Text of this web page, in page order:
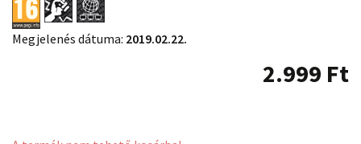
Megjelenés dátuma: 2019.02.22.
2.999 Ft